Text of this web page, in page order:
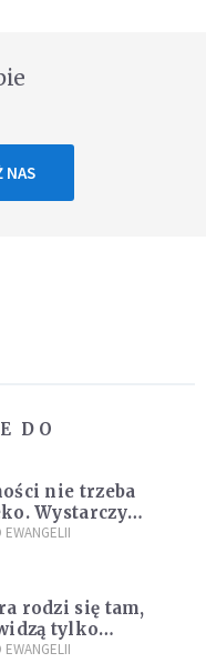
NAS
DO
nie trzeba
Wystarczy
rodzi się tam,
tylko